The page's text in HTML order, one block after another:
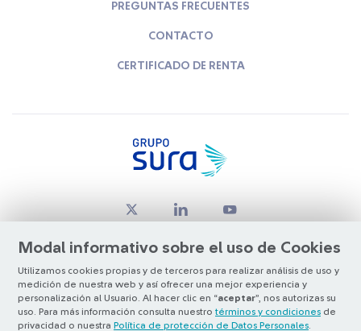
Modal informativo sobre el uso de Cookies
Utilizamos cookies propias y de terceros para realizar análisis de uso y
medición de nuestra web y así ofrecer una mejor experiencia y
personalización al Usuario. Al hacer clic en “aceptar”, nos autorizas su
uso. Para más información consulta nuestro términos y condiciones de
privacidad o nuestra Política de protección de Datos Personales
PREGUNTAS FRECUENTES
CONTACTO
CERTIFICADO DE RENTA
© Copyright Grupo SURA 2026